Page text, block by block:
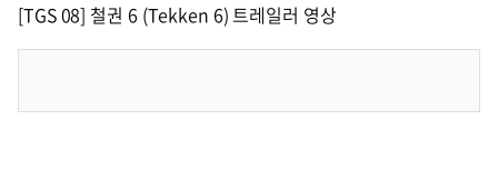
[TGS 08] 철권 6 (Tekken 6) 트레일러 영상